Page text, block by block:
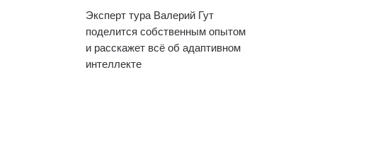
Эксперт тура Валерий Гут
поделится собственным опытом
и расскажет всё об адаптивном
интеллекте